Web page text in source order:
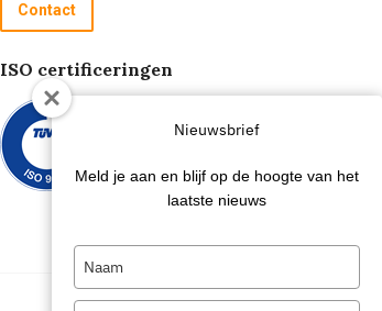
Contact
ISO certificeringen
Nieuwsbrief
Meld je aan en blijf op de hoogte van het
laatste nieuws
name